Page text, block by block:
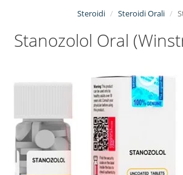
Steroidi Steroidi Orali
Stanozolol Oral